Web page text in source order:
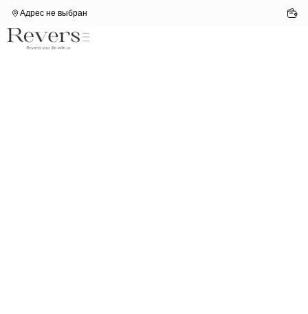
Адрес не выбран